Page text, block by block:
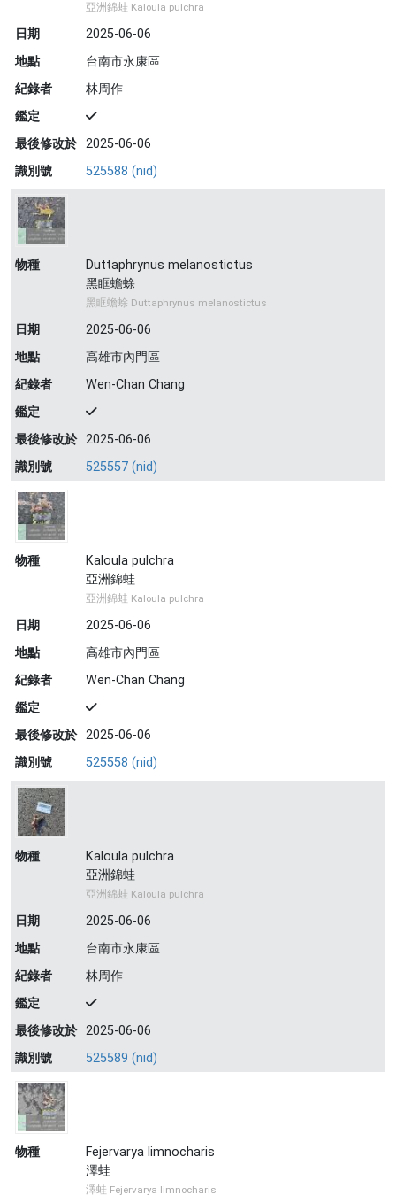
亞洲錦蛙 Kaloula pulchra
日期
2025-06-06
地點
台南市永康區
紀錄者
林周作
鑑定
最後修改於 2025-06-06
識別號
525588 (nid)
物種
Duttaphrynus melanostictus
黑眶蟾蜍
黑眶蟾蜍 Duttaphrynus melanostictus
日期
2025-06-06
地點
高雄市內門區
紀錄者
Wen-Chan Chang
鑑定
最後修改於 2025-06-06
識別號
525557 (nid)
物種
Kaloula pulchra
亞洲錦蛙
亞洲錦蛙 Kaloula pulchra
日期
2025-06-06
地點
高雄市內門區
紀錄者
Wen-Chan Chang
鑑定
最後修改於 2025-06-06
識別號
525558 (nid)
物種
Kaloula pulchra
亞洲錦蛙
亞洲錦蛙 Kaloula pulchra
日期
2025-06-06
地點
台南市永康區
紀錄者
林周作
鑑定
最後修改於 2025-06-06
識別號
525589 (nid)
物種
Fejervarya limnocharis
澤蛙
澤蛙 Fejervarya limnocharis